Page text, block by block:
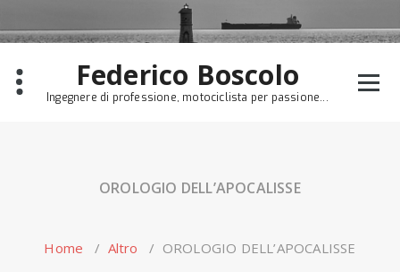
to
content
Federico Boscolo
Ingegnere di professione, motociclista per passione...
OROLOGIO DELL’APOCALISSE
Home / Altro / OROLOGIO DELL’APOCALISSE